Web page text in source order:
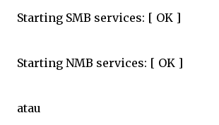
Starting SMB services: [ OK ]
Starting NMB services: [ OK ]
atau